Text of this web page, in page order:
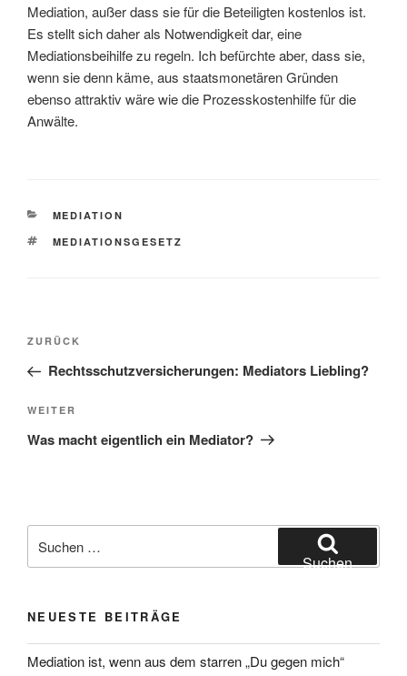
Mediation, außer dass sie für die Beteiligten kostenlos ist.
Es stellt sich daher als Notwendigkeit dar, eine
Mediationsbeihilfe zu regeln. Ich befürchte aber, dass sie,
wenn sie denn käme, aus staatsmonetären Gründen
ebenso attraktiv wäre wie die Prozesskostenhilfe für die
Anwälte.
KATEGORIEN
MEDIATION
SCHLAGWÖRTER
MEDIATIONSGESETZ
Beitragsnavigation
Vorheriger
Beitrag
ZURÜCK
Rechtsschutzversicherungen: Mediators Liebling?
Nächster
Beitrag
WEITER
Was macht eigentlich ein Mediator?
nach:
Suchen
NEUESTE BEITRÄGE
Mediation ist, wenn aus dem starren „Du gegen mich“